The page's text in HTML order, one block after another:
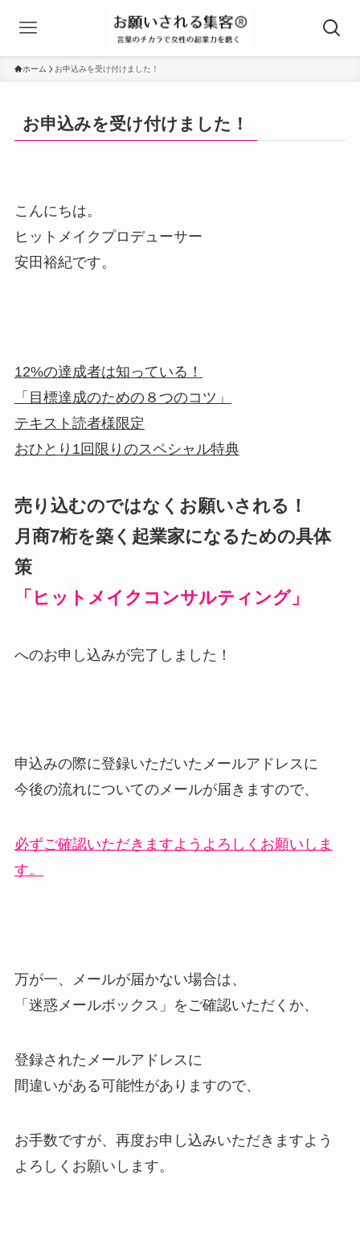
ホーム お申込みを受け付けました！
お申込みを受け付けました！
こんにちは。
ヒットメイクプロデューサー
安田裕紀です。
12%の達成者は知っている！
「目標達成のための８つのコツ」
テキスト 読者様限定
おひとり1回限りのスペシャル特典
売り込むのではなくお願いされる！
月商7桁を築く起業家になるための具体
策
「ヒットメイクコンサルティング」
へのお申し込みが完了しました！
申込みの際に登録いただいたメールアドレスに
今後の流れについてのメールが届きますので、
必ずご確認いただきますようよろしくお願いしま
す。
万が一、メールが届かない場合は、
「迷惑メールボックス」をご確認いただくか、
登録されたメールアドレスに
間違いがある可能性がありますので、
お手数ですが、再度お申し込みいただきますよう
よろしくお願いします。